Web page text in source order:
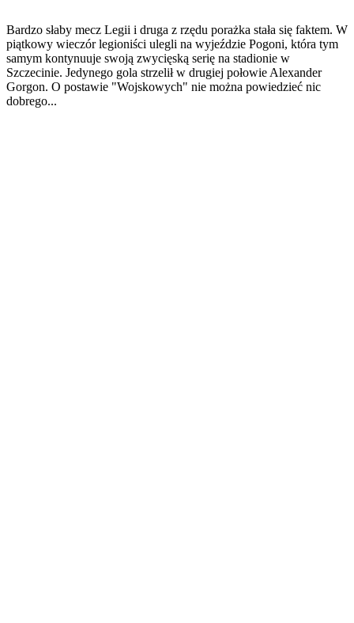
Bardzo słaby mecz Legii i druga z rzędu porażka stała się faktem. W
piątkowy wieczór legioniści ulegli na wyjeździe Pogoni, która tym
samym kontynuuje swoją zwycięską serię na stadionie w
Szczecinie. Jedynego gola strzelił w drugiej połowie Alexander
Gorgon. O postawie "Wojskowych" nie można powiedzieć nic
dobrego...